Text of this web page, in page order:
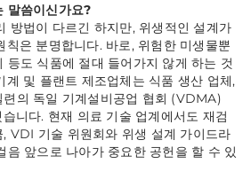
말씀이신가요?
방법이 다르긴 하지만, 위생적인 설계가
칙은 분명합니다. 바로, 위험한 미생물뿐
등도 식품에 절대 들어가지 않게 하는 것
계 및 플랜트 제조업체는 식품 생산 업체,
련의 독일 기계설비공업 협회 (VDMA)
니다. 현재 의료 기술 업계에서도 재검
VDI 기술 위원회와 위생 설계 가이드라
음 앞으로 나아가 중요한 공헌을 할 수 있